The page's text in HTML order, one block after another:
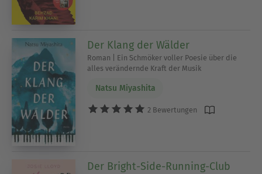
Der Klang der Wälder
Roman | Ein Schmöker voller Poesie über die
alles verändernde Kraft der Musik
Natsu Miyashita
2 Bewertungen
Der Bright-Side-Running-Club